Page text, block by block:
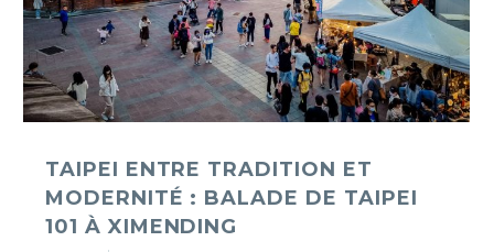
Taipei
101
à
Ximending
TAIPEI ENTRE TRADITION ET
MODERNITÉ : BALADE DE TAIPEI
101 À XIMENDING